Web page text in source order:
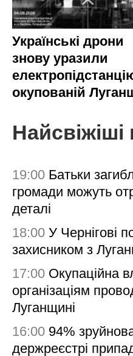
Українські дрони
знову уразили
окупованій
19:00 Батьки
громади можуть
деталі
18:00 У Чернігові
захисником з
17:00 Окупаційна
організаціям
Луганщині
16:00 94%
держреєстрі